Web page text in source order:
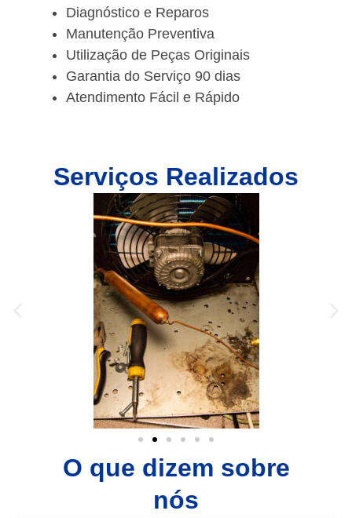
Diagnóstico e Reparos
Manutenção Preventiva
Utilização de Peças Originais
Garantia do Serviço 90 dias
Atendimento Fácil e Rápido
Serviços Realizados
O que dizem sobre
nós